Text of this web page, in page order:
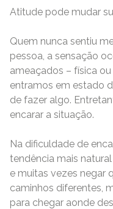
Atitude pode mudar
Quem nunca sentiu
pessoa, a sensação
ameaçados – física
entramos em estado
de fazer algo.
encarar a situação.
Na dificuldade de
tendência mais
e muitas vezes negar
caminhos diferentes,
para chegar aonde